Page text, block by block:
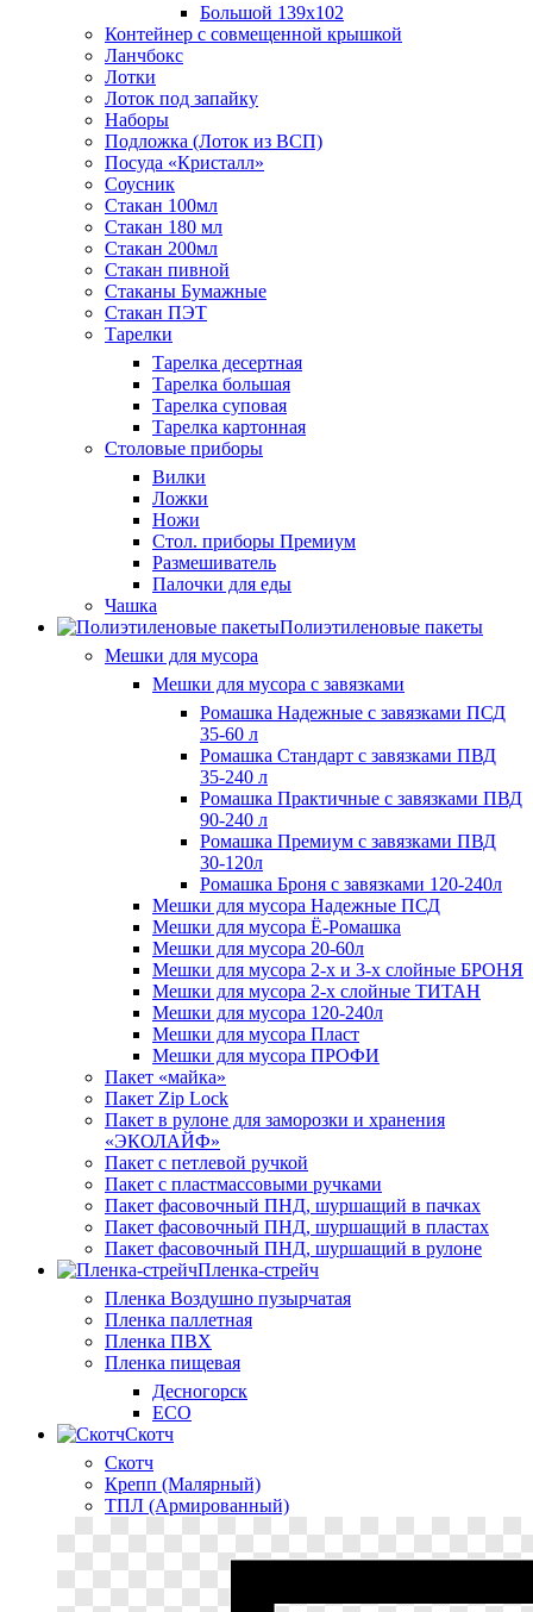
Большой 139х102
Контейнер с совмещенной крышкой
Ланчбокс
Лотки
Лоток под запайку
Наборы
Подложка (Лоток из ВСП)
Посуда «Кристалл»
Соусник
Стакан 100мл
Стакан 180 мл
Стакан 200мл
Стакан пивной
Стаканы Бумажные
Стакан ПЭТ
Тарелки
Тарелка десертная
Тарелка большая
Тарелка суповая
Тарелка картонная
Столовые приборы
Вилки
Ложки
Ножи
Стол. приборы Премиум
Размешиватель
Палочки для еды
Чашка
Полиэтиленовые пакеты
Мешки для мусора
Мешки для мусора с завязками
Ромашка Надежные с завязками ПСД
35-60 л
Ромашка Стандарт с завязками ПВД
35-240 л
Ромашка Практичные с завязками ПВД
90-240 л
Ромашка Премиум с завязками ПВД
30-120л
Ромашка Броня с завязками 120-240л
Мешки для мусора Надежные ПСД
Мешки для мусора Ё-Ромашка
Мешки для мусора 20-60л
Мешки для мусора 2-х и 3-х слойные БРОНЯ
Мешки для мусора 2-х слойные ТИТАН
Мешки для мусора 120-240л
Мешки для мусора Пласт
Мешки для мусора ПРОФИ
Пакет «майка»
Пакет Zip Lock
Пакет в рулоне для заморозки и хранения
«ЭКОЛАЙФ»
Пакет с петлевой ручкой
Пакет с пластмассовыми ручками
Пакет фасовочный ПНД, шуршащий в пачках
Пакет фасовочный ПНД, шуршащий в пластах
Пакет фасовочный ПНД, шуршащий в рулоне
Пленка-стрейч
Пленка Воздушно пузырчатая
Пленка паллетная
Пленка ПВХ
Пленка пищевая
Десногорск
ECO
Скотч
Скотч
Крепп (Малярный)
ТПЛ (Армированный)